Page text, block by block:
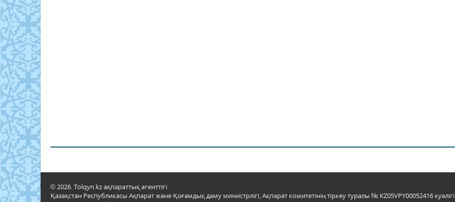
© 2026. Tolqyn.kz ақпараттық агенттігі.
Қазақстан Республикасы Ақпарат және Қоғамдық даму министрлігі, Ақпарат комитетінің тіркеу туралы № KZ05VPY00052416 куәлігі